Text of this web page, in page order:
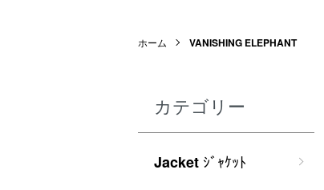
ホーム VANISHING ELEPHANT
カテゴリー
Jacket ｼﾞｬｹｯﾄ